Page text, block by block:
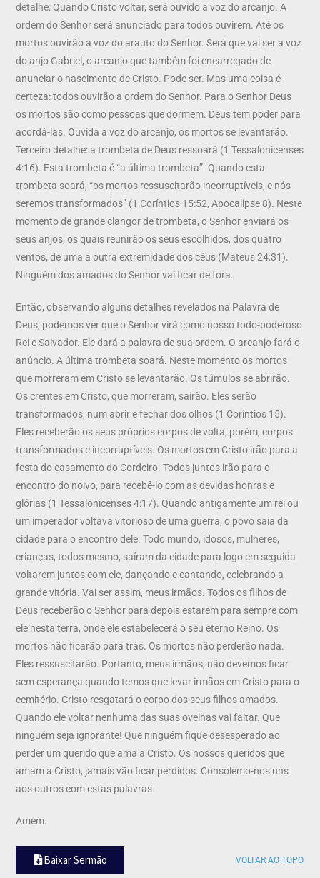
detalhe: Quando Cristo voltar, será ouvido a voz do arcanjo. A
ordem do Senhor será anunciado para todos ouvirem. Até os
mortos ouvirão a voz do arauto do Senhor. Será que vai ser a voz
do anjo Gabriel, o arcanjo que também foi encarregado de
anunciar o nascimento de Cristo. Pode ser. Mas uma coisa é
certeza: todos ouvirão a ordem do Senhor. Para o Senhor Deus
os mortos são como pessoas que dormem. Deus tem poder para
acordá-las. Ouvida a voz do arcanjo, os mortos se levantarão.
Terceiro detalhe: a trombeta de Deus ressoará (1 Tessalonicenses
4:16). Esta trombeta é “a última trombeta”. Quando esta
trombeta soará, “os mortos ressuscitarão incorruptíveis, e nós
seremos transformados” (1 Coríntios 15:52, Apocalipse 8). Neste
momento de grande clangor de trombeta, o Senhor enviará os
seus anjos, os quais reunirão os seus escolhidos, dos quatro
ventos, de uma a outra extremidade dos céus (Mateus 24:31).
Ninguém dos amados do Senhor vai ficar de fora.
Então, observando alguns detalhes revelados na Palavra de
Deus, podemos ver que o Senhor virá como nosso todo-poderoso
Rei e Salvador. Ele dará a palavra de sua ordem. O arcanjo fará o
anúncio. A última trombeta soará. Neste momento os mortos
que morreram em Cristo se levantarão. Os túmulos se abrirão.
Os crentes em Cristo, que morreram, sairão. Eles serão
transformados, num abrir e fechar dos olhos (1 Coríntios 15).
Eles receberão os seus próprios corpos de volta, porém, corpos
transformados e incorruptíveis. Os mortos em Cristo irão para a
festa do casamento do Cordeiro. Todos juntos irão para o
encontro do noivo, para recebê-lo com as devidas honras e
glórias (1 Tessalonicenses 4:17). Quando antigamente um rei ou
um imperador voltava vitorioso de uma guerra, o povo saia da
cidade para o encontro dele. Todo mundo, idosos, mulheres,
crianças, todos mesmo, saíram da cidade para logo em seguida
voltarem juntos com ele, dançando e cantando, celebrando a
grande vitória. Vai ser assim, meus irmãos. Todos os filhos de
Deus receberão o Senhor para depois estarem para sempre com
ele nesta terra, onde ele estabelecerá o seu eterno Reino. Os
mortos não ficarão para trás. Os mortos não perderão nada.
Eles ressuscitarão. Portanto, meus irmãos, não devemos ficar
sem esperança quando temos que levar irmãos em Cristo para o
cemitério. Cristo resgatará o corpo dos seus filhos amados.
Quando ele voltar nenhuma das suas ovelhas vai faltar. Que
ninguém seja ignorante! Que ninguém fique desesperado ao
perder um querido que ama a Cristo. Os nossos queridos que
amam a Cristo, jamais vão ficar perdidos. Consolemo-nos uns
aos outros com estas palavras.
Amém.
Baixar Sermão VOLTAR AO TOPO